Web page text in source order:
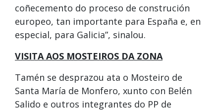
coñecemento do proceso de construción
europeo, tan importante para España e, en
especial, para Galicia”, sinalou.
VISITA AOS MOSTEIROS DA ZONA
Tamén se desprazou ata o Mosteiro de
Santa María de Monfero, xunto con Belén
Salido e outros integrantes do PP de